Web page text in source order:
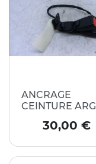
ANCRAGE
CEINTURE ARG
Prix
30,00 €